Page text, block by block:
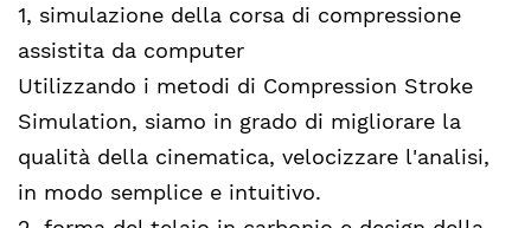
1, simulazione della corsa di compressione
assistita da computer
Utilizzando i metodi di Compression Stroke
Simulation, siamo in grado di migliorare la
qualità della cinematica, velocizzare l'analisi,
in modo semplice e intuitivo.